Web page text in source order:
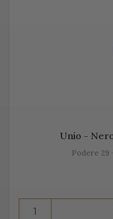
consumă de regulă, în
scăzut de alcool,
Se bea în pahare cu
temperatura ideală de
putea spune despre
plăcere, dar și ca
Este un vin proaspăt,
ușoare, parfumate. De
pare dulce. Alege
Unio -
Podere 29